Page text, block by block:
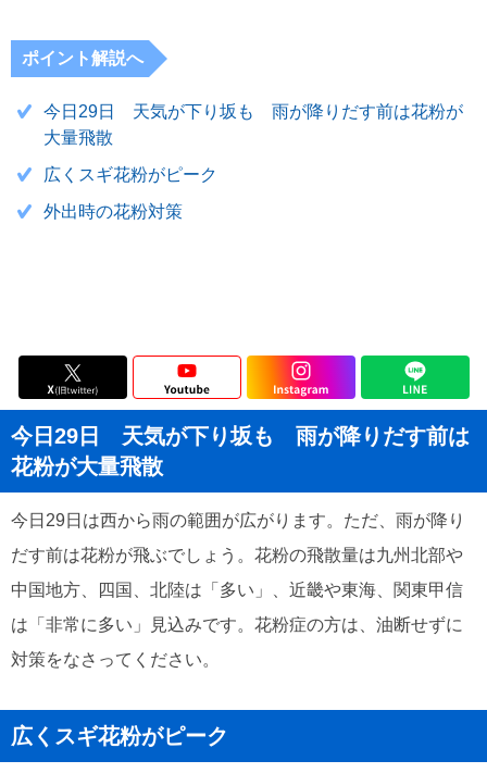
ポイント解説へ
今日29日 天気が下り坂も 雨が降りだす前は花粉が
大量飛散
広くスギ花粉がピーク
外出時の花粉対策
今日29日 天気が下り坂も 雨が降りだす前は
花粉が大量飛散
今日29日は西から雨の範囲が広がります。ただ、雨が降り
だす前は花粉が飛ぶでしょう。花粉の飛散量は九州北部や
中国地方、四国、北陸は「多い」、近畿や東海、関東甲信
は「非常に多い」見込みです。花粉症の方は、油断せずに
対策をなさってください。
広くスギ花粉がピーク